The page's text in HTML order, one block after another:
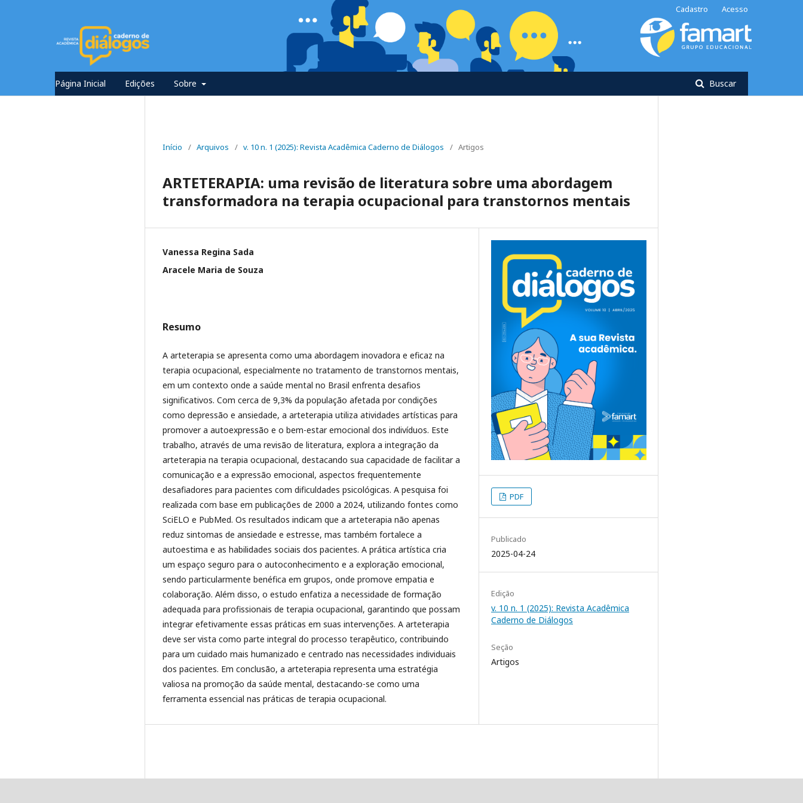
Página Inicial Edições Sobre Buscar
Cadastro Acesso
Início / Arquivos / v. 10 n. 1 (2025): Revista Acadêmica Caderno de Diálogos / Artigos
ARTETERAPIA: uma revisão de literatura sobre uma abordagem
transformadora na terapia ocupacional para transtornos mentais
Vanessa Regina Sada
Aracele Maria de Souza
Resumo
A arteterapia se apresenta como uma abordagem inovadora e eficaz na
terapia ocupacional, especialmente no tratamento de transtornos mentais,
em um contexto onde a saúde mental no Brasil enfrenta desafios
significativos. Com cerca de 9,3% da população afetada por condições
como depressão e ansiedade, a arteterapia utiliza atividades artísticas para
promover a autoexpressão e o bem-estar emocional dos indivíduos. Este
trabalho, através de uma revisão de literatura, explora a integração da
arteterapia na terapia ocupacional, destacando sua capacidade de facilitar a
comunicação e a expressão emocional, aspectos frequentemente
desafiadores para pacientes com dificuldades psicológicas. A pesquisa foi
realizada com base em publicações de 2000 a 2024, utilizando fontes como
SciELO e PubMed. Os resultados indicam que a arteterapia não apenas
reduz sintomas de ansiedade e estresse, mas também fortalece a
autoestima e as habilidades sociais dos pacientes. A prática artística cria
um espaço seguro para o autoconhecimento e a exploração emocional,
sendo particularmente benéfica em grupos, onde promove empatia e
colaboração. Além disso, o estudo enfatiza a necessidade de formação
adequada para profissionais de terapia ocupacional, garantindo que possam
integrar efetivamente essas práticas em suas intervenções. A arteterapia
deve ser vista como parte integral do processo terapêutico, contribuindo
para um cuidado mais humanizado e centrado nas necessidades individuais
dos pacientes. Em conclusão, a arteterapia representa uma estratégia
valiosa na promoção da saúde mental, destacando-se como uma
ferramenta essencial nas práticas de terapia ocupacional.
PDF
Publicado
2025-04-24
Edição
v. 10 n. 1 (2025): Revista Acadêmica
Caderno de Diálogos
Seção
Artigos